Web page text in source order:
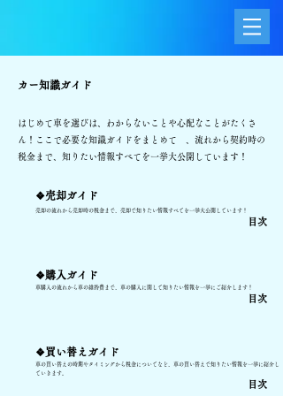
カー知識ガイド
はじめて車を選びは、わからないことや心配なことがたくさ
ん！ここで必要な知識ガイドをまとめて 、流れから契約時の
税金まで、知りたい情報すべてを一挙大公開しています！
❖売却ガイド
売却の流れから売却時の税金まで、売却で知りたい情報すべてを一挙大公開しています！
目次
❖購入ガイド
車購入の流れから車の維持費まで、車の購入に関して知りたい情報を一挙にご紹介します！
目次
❖買い替えガイド
車の買い替えの時期やタイミングから税金についてなど、 車の買い替えで知りたい情報を一挙に紹介し
ていきます。
目次